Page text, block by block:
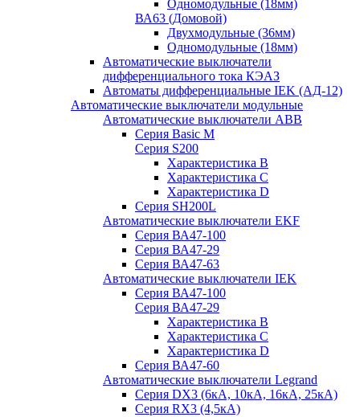
Одномодульные (18мм)
ВА63 (Домовой)
Двухмодульные (36мм)
Одномодульные (18мм)
Автоматические выключатели
дифференциального тока КЭАЗ
Автоматы дифференциальные IEK (АД-12)
Автоматические выключатели модульные
Автоматические выключатели ABB
Серия Basic M
Серия S200
Характеристика B
Характеристика C
Характеристика D
Серия SH200L
Автоматические выключатели EKF
Серия ВА47-100
Серия ВА47-29
Серия ВА47-63
Автоматические выключатели IEK
Серия ВА47-100
Серия ВА47-29
Характеристика B
Характеристика C
Характеристика D
Серия ВА47-60
Автоматические выключатели Legrand
Серия DX3 (6кА, 10кА, 16кА, 25кА)
Серия RX3 (4,5кА)